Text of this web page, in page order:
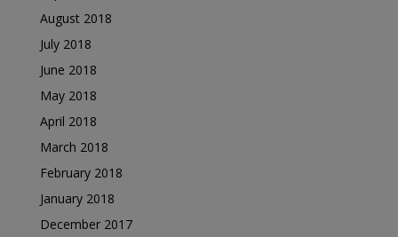
August 2018
July 2018
June 2018
May 2018
April 2018
March 2018
February 2018
January 2018
December 2017